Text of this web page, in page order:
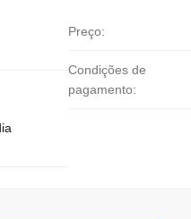
Preço:
Condições de
pagamento: